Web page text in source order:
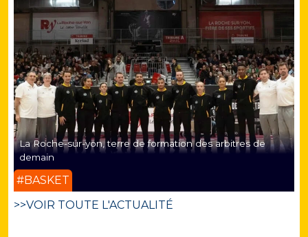
La Roche-sur-yon, terre de formation des arbitres de
demain
#BASKET
>>VOIR TOUTE L'ACTUALITÉ